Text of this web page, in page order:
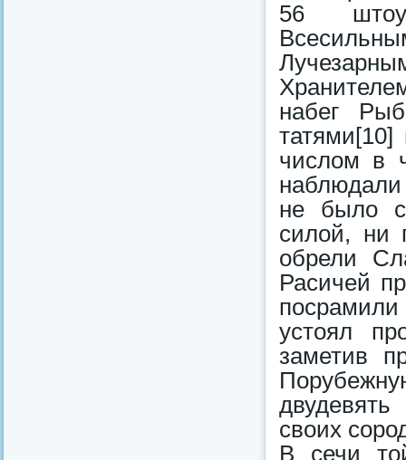
56
набег
числом в
не было
силой, ни
обрели
Расичей
устоял
заметив
своих
В сечи